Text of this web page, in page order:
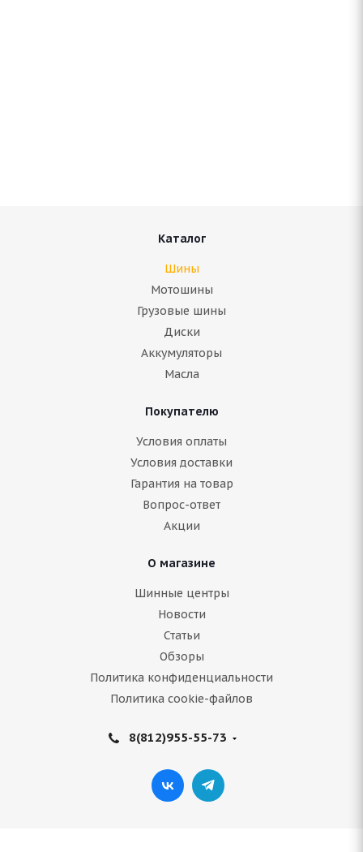
Bridgestone Blizzak Spike-01 235/70 R16 106T
Подробнее
CENTARA SNOW CUTTER 235/70 R16 109T
В наличии (менее 4 шт.)
Каталог
Шины
Мотошины
Грузовые шины
Диски
Аккумуляторы
Масла
Покупателю
Условия оплаты
Условия доставки
Гарантия на товар
Вопрос-ответ
Акции
О магазине
Шинные центры
Новости
Статьи
Обзоры
Политика конфиденциальности
Политика cookie-файлов
8(812)955-55-73